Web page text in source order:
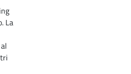
La